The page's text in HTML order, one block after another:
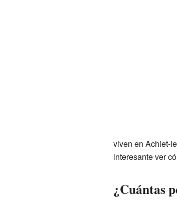
viven en Achiet-
interesante ver
¿Cuántas